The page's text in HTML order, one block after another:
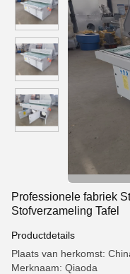
Professionele fabriek
Stofverzameling Tafel
Productdetails
Plaats van herkomst:
Merknaam: Qiaoda